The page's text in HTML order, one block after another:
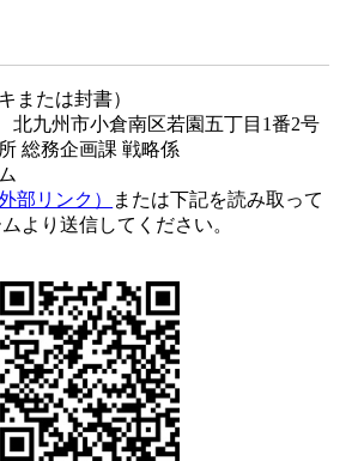
または封書）
北九州市小倉南区若園五丁目1番2号
総務企画課 戦略係
部リンク）
または下記を読み取って
より送信してください。